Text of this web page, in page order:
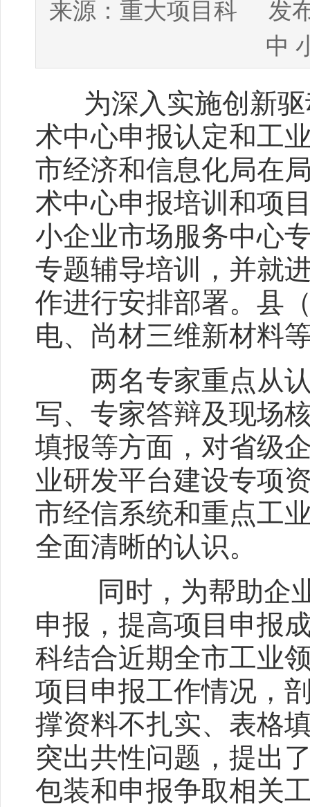
来源： 重大项目科 发
中
为深入实施创新驱
术中心申报认定和工
市经济和信息化局在
术中心申报培训和项
小企业市场服务中心
专题辅导培训，并就
作进行安排部署。县
电、尚材三维新材料
两名专家重点从认
写、专家答辩及现场
填报等方面，对省级
业研发平台建设专项
市经信系统和重点工
全面清晰的认识。
同时，为帮助企业
申报，提高项目申报
科结合近期全市工业
项目申报工作情况，
撑资料不扎实、表格
突出共性问题，提出
包装和申报争取相关